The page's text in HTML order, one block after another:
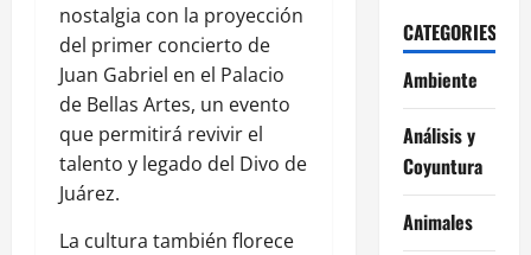
nostalgia con la proyección
del primer concierto de
Juan Gabriel en el Palacio
de Bellas Artes, un evento
que permitirá revivir el
talento y legado del Divo de
Juárez.
La cultura también florece
CATEGORIES
Ambiente
Análisis y
Coyuntura
Animales